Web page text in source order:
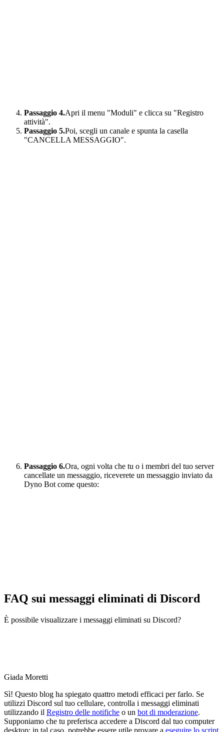
Passaggio 4.Apri il menu "Moduli" e clicca su "Registro
attività".
Passaggio 5.Poi, scegli un canale e spunta la casella
"CANCELLA MESSAGGIO".
Passaggio 6.Ora, ogni volta che tu o i membri del tuo server
cancellate un messaggio, riceverete un messaggio inviato da
Dyno Bot come questo:
FAQ sui messaggi eliminati di Discord
È possibile visualizzare i messaggi eliminati su Discord?
Giada Moretti
Sì! Questo blog ha spiegato quattro metodi efficaci per farlo. Se
utilizzi Discord sul tuo cellulare, controlla i messaggi eliminati
utilizzando il Registro delle notifiche o un bot di moderazione.
Supponiamo che tu preferisca accedere a Discord dal tuo computer